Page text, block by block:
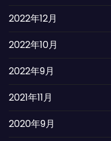
2022年12月
2022年10月
2022年9月
2021年11月
2020年9月